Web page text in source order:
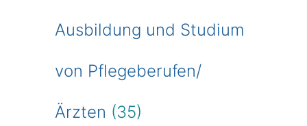
Ausbildung und Studium
von Pflegeberufen/
Ärzten (35)